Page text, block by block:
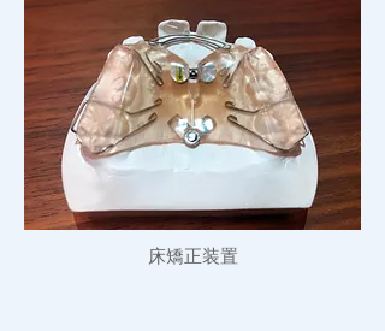
​床矯正装置